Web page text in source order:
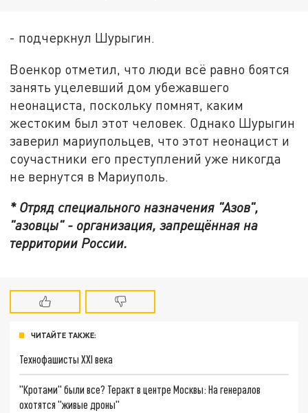
- подчеркнул Шурыгин.
Военкор отметил, что люди всё равно боятся
занять уцелевший дом убежавшего
неонациста, поскольку помнят, каким
жестоким был этот человек. Однако Шурыгин
заверил мариупольцев, что этот неонацист и
соучастники его преступлений уже никогда
не вернутся в Мариуполь.
* Отряд специального назначения "Азов",
"азовцы" - организация, запрещённая на
территории России.
ЧИТАЙТЕ ТАКЖЕ:
Технофашисты XXI века
"Кротами" были все? Теракт в центре Москвы: На генералов
охотятся "живые дроны"